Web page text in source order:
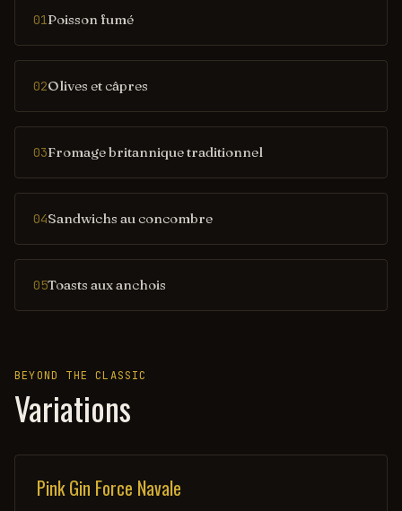
01Poisson fumé
02Olives et câpres
03Fromage britannique traditionnel
04Sandwichs au concombre
05Toasts aux anchois
BEYOND THE CLASSIC
Variations
Pink Gin Force Navale